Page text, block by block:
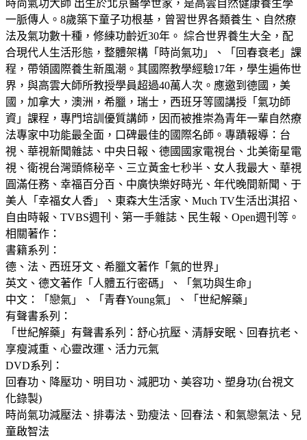
時尚氣功大師 出生於北京醫學世家，是高雲自然健康養生學
一脈傳人。8歲築下童子功根基，曾習世界各類養生、自然療
法及氣功數十種，修練功齡近30年。 綜合世界養生大全，配
合現代人生活形態，整體架構「時尚氣功」、「回春衰老」課
程，帶領國際養生新風潮。其國際教學經驗17年，學生遍佈世
界，與高雲大師所教授學員超過40萬人次。應邀到德國，美
國，加拿大，澳洲，希臘，瑞士，西班牙等國講授「氣功師
資」課程，專門培訓優質講師，因而被推崇為青年一輩自然療
法專家中功能最全面，口碑最佳的國際名師。專蹟報導：台
視、華視新聞雜誌、中央日報、德國國家電視台、北美衛星電
視、衛視台灣頭條秘辛、三立黃金七秒半、女人我最大、華視
圓滿任務、幸福百分百、中廣快樂好時光、年代晚間新聞、于
美人「幸福女人香」、東森大生活家、Much TV生活出淇招、
自由時報、TVBS週刊、第一手雜誌、民生報、Open週刊等。
相關著作：
書籍系列：
德、法、西班牙文、希臘文著作「氣的世界」
英文、德文著作「人體五行密碼」、「氣功與生命」
中文：「戀氣」、「青春Young氣」、「世紀解藥」
有聲書系列：
「世紀解藥」有聲書系列：舒心抗壓、清靜安眠、回春抗老、
享瘦減重、心靈改運、活力元氣
DVD系列：
回春功、降壓功、明目功、減肥功、美容功、塑身功(台視文
化錄製)
時尚氣功減壓法、排毒法、勁瘦法、回春法、和氣戀氣法、兒
童啟智法